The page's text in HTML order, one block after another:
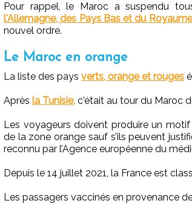
Pour rappel, le Maroc a suspendu
l'Allemagne, des Pays Bas et du
nouvel ordre.
Le Maroc en orange
La liste des pays verts, orange et rouges
Après la Tunisie, c'était au tour du Maroc
Les voyageurs doivent produire un
de la zone orange sauf s’ils peuvent
reconnu par l’Agence européenne du
Depuis le 14 juillet 2021, la France est
Les passagers vaccinés en provenance